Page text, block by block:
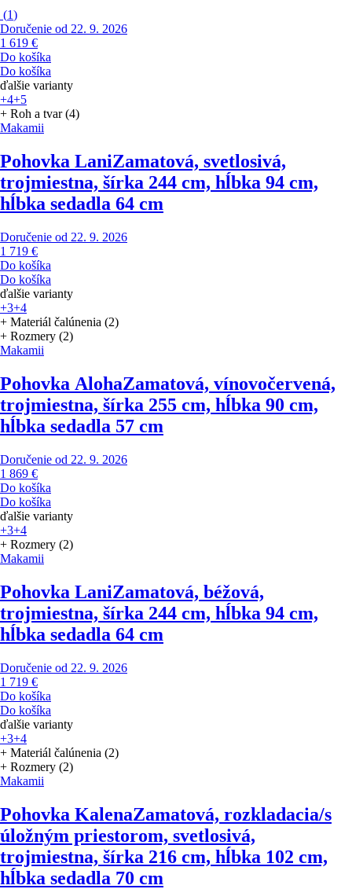
(1)
Doručenie od 22. 9. 2026
1 619 €
Do košíka
Do košíka
ďalšie varianty
+4+5
+ Roh a tvar (4)
Makamii
Pohovka LaniZamatová, svetlosivá,
trojmiestna, šírka 244 cm, hĺbka 94 cm,
hĺbka sedadla 64 cm
Doručenie od 22. 9. 2026
1 719 €
Do košíka
Do košíka
ďalšie varianty
+3+4
+ Materiál čalúnenia (2)
+ Rozmery (2)
Makamii
Pohovka AlohaZamatová, vínovočervená,
trojmiestna, šírka 255 cm, hĺbka 90 cm,
hĺbka sedadla 57 cm
Doručenie od 22. 9. 2026
1 869 €
Do košíka
Do košíka
ďalšie varianty
+3+4
+ Rozmery (2)
Makamii
Pohovka LaniZamatová, béžová,
trojmiestna, šírka 244 cm, hĺbka 94 cm,
hĺbka sedadla 64 cm
Doručenie od 22. 9. 2026
1 719 €
Do košíka
Do košíka
ďalšie varianty
+3+4
+ Materiál čalúnenia (2)
+ Rozmery (2)
Makamii
Pohovka KalenaZamatová, rozkladacia/s
úložným priestorom, svetlosivá,
trojmiestna, šírka 216 cm, hĺbka 102 cm,
hĺbka sedadla 70 cm